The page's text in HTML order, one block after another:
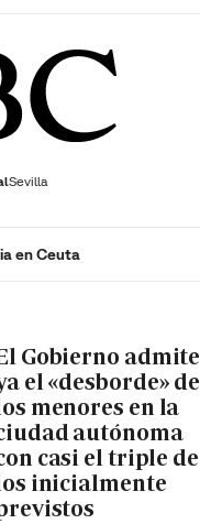
Sevilla
GENTEPLAY
en Ceuta
Gobierno admite
el «desborde» de
menores en la
autónoma
casi el triple de
inicialmente